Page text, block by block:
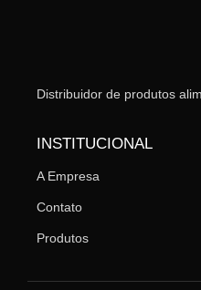
Distribuidor de produtos
INSTITUCIONAL
A Empresa
Contato
Produtos